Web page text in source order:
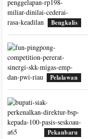
Bengkalis
Pelalawan
Pekanbaru